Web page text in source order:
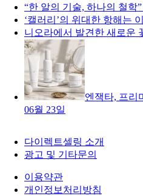
“한 알의 기술, 하나의 철학”
‘캘러리’의 위대한 항해는
니오라에서 발견한 새로운
엔잭타, 프리
06월 23일
다이렉트셀링 소개
광고 및 기타문의
이용약관
개인정보처리방침